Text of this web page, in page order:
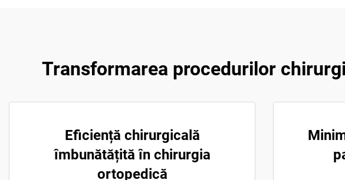
Transformarea procedurilor
Eficiență chirurgicală
îmbunătățită în chirurgia
ortopedică